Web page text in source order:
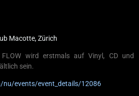
Macotte, Zürich
wird erstmals auf Vinyl, CD und
sein.
events/event_details/12086